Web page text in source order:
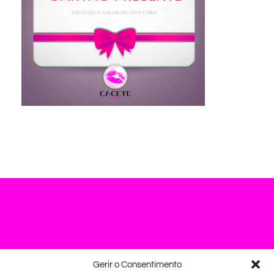
Gerir o Consentimento